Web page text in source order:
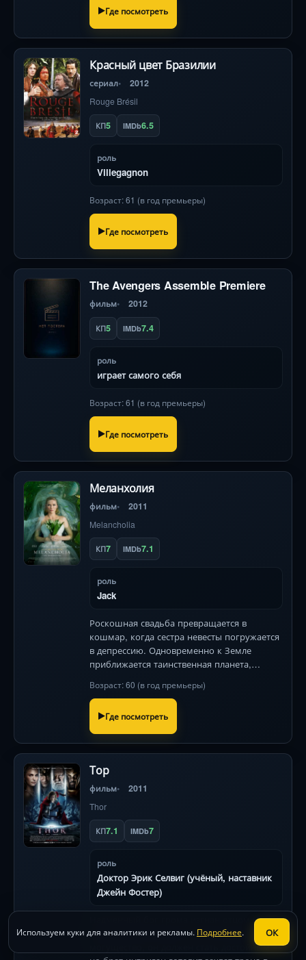
Где посмотреть
Красный цвет Бразилии
сериал 2012
Rouge Brésil
КП5 IMDb6.5
роль
Villegagnon
Возраст: 61 (в год премьеры)
Где посмотреть
The Avengers Assemble Premiere
фильм 2012
КП5 IMDb7.4
роль
играет самого себя
Возраст: 61 (в год премьеры)
Где посмотреть
Меланхолия
фильм 2011
Melancholia
КП7 IMDb7.1
роль
Jack
Роскошная свадьба превращается в
кошмар, когда сестра невесты погружается
в депрессию. Одновременно к Земле
приближается таинственная планета,
роли у обладательницы «Каннской премии»
Кирстен Данст и Шарлотты Генсбур.
Возраст: 60 (в год премьеры)
Где посмотреть
Тор
фильм 2011
Thor
КП7.1 IMDb7
роль
Доктор Эрик Селвиг (учёный, наставник
Джейн Фостер)
Надменный бог грома изгнан отцом на
Землю, лишенный сил. Чтобы вернуть
могущество, он должен стать достойным —
Используем куки для аналитики и рекламы. Подробнее. ОК